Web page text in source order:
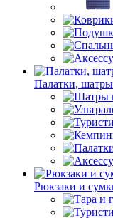
Палатки,
Рюкзаки и